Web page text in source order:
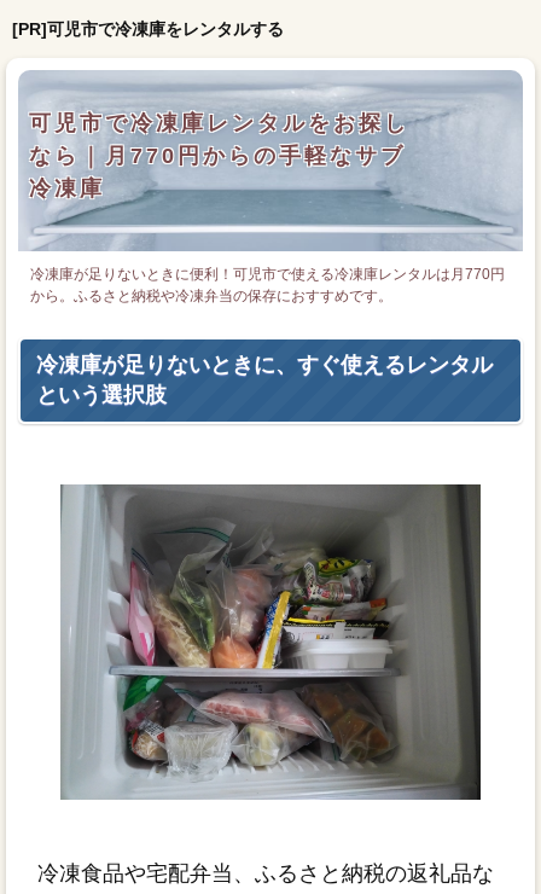
[PR]可児市で冷凍庫をレンタルする
可児市で冷凍庫レンタルをお探し
なら｜月770円からの手軽なサブ
冷凍庫
冷凍庫が足りないときに便利！可児市で使える冷凍庫レンタルは月770円
から。ふるさと納税や冷凍弁当の保存におすすめです。
冷凍庫が足りないときに、すぐ使えるレンタル
という選択肢
冷凍食品や宅配弁当、ふるさと納税の返礼品な